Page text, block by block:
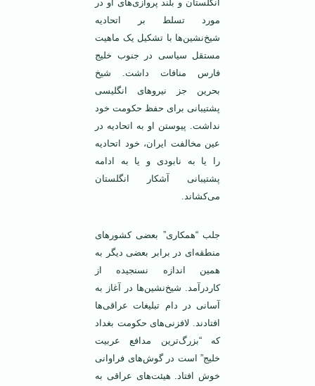
انگلستان و بلند پروازی‌های او در
مورد تسلط بر اتحادیه
شیخ‌نشین‌ها با تشکیل یک ماهیت
مستقل سیاسی در جنوب خلیج
فارس منافات داشت. شیخ
بحرین جز نیروهای انگلیسی
پشتیبانی برای حفظ حکومت خود
نداشت. پیوستن او به اتحادیه در
عین مخالفت ایران، خود اتحادیه
را یا به نابودی و یا به ادامه
پشتیبانی آشکار انگلستان
می‌کشاند.
جلب “همکاری” بعضی کشورهای
منطقه‌ای در برابر بعضی دیگر به
همین اندازه نسنجیده از
کاردرآمد. شیخ‌نشین‌ها در آغاز به
آسانی در دام تبلیغات عراقی‌ها
افتادند. لافزنی‌های حکومت بغداد
که “بزرگ‌ترین مدافع عربیت
خلیج” است در گوش‌های فراوانی
خوش افتاد. هیئت‌های عراقی به